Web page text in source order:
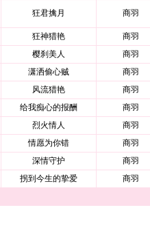
狂君擒月 商羽
狂神猎艳
商羽
樱刹美人
商羽
潇洒偷心贼
商羽
风流猎艳
商羽
给我痴心的报酬
商羽
烈火情人
商羽
情愿为你错
商羽
深情守护
商羽
拐到今生的挚爱 商羽